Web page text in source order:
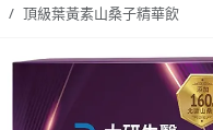
頂級葉黃素山桑子精華飲